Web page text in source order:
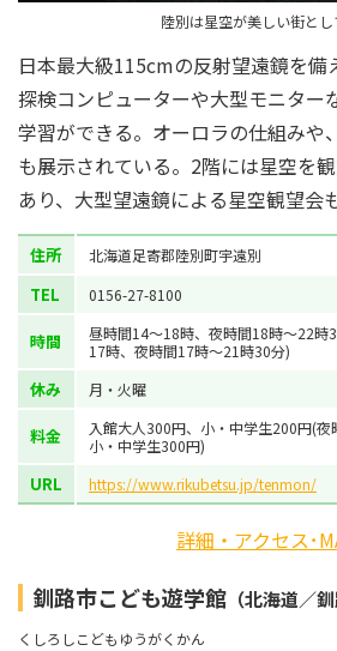
陸別は星空が美しい街とし
日本最大級115cmの反射望遠鏡を備
探検コンピューターや大型モニター
学習ができる。オーロラの仕組みや
も展示されている。2階には星空を
あり、大型望遠鏡による星空観望会
住所 北海道足寄郡陸別町宇遠別
TEL 0156-27-8100
時間
昼時間14～18時、夜時間18時～22時
17時、夜時間17時～21時30分)
休み 月・火曜
料金
入館大人300円、小・中学生200円(夜
小・中学生300円)
URL https://www.rikubetsu.jp/tenmon/
詳細・アクセス･
釧路市こども遊学館 （北海道／釧
くしろしこどもゆうがくかん